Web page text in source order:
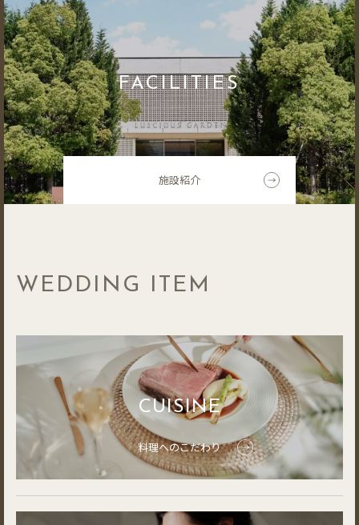
FACILITIES
施設紹介
WEDDING ITEM
CUISINE
料理へのこだわり